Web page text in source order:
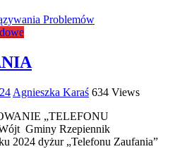
Problemów
Agnieszka Karaś 634 Views
„TELEFONU
Gminy Rzepiennik
2024 dyżur „Telefonu Zaufania”